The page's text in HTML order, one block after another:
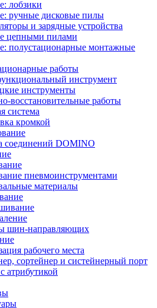
лобзики
ручные дисковые пилы
и зарядные устройства
цепными пилами
полустационарные монтажные
работы
инструмент
инструменты
восстановительные работы
система
кромкой
соединений DOMINO
пневмоинструментами
материалы
шин-направляющих
рабочего места
сортейнер и систейнерный порт
атрибутикой